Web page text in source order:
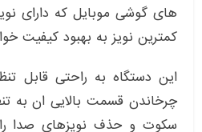
های گوشی موبایل که دارای
کمترین نویز به بهبود کیفیت
این دستگاه به راحتی قابل
چرخاندن قسمت بالایی ان به
سکوت و حذف نویزهای صدا